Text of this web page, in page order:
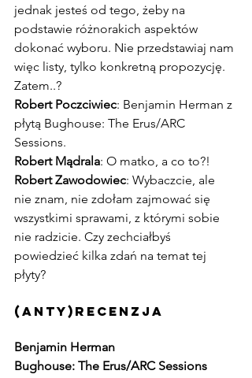
jednak jesteś od tego, żeby na
podstawie różnorakich aspektów
dokonać wyboru. Nie przedstawiaj nam
więc listy, tylko konkretną propozycję.
Zatem..?
Robert Poczciwiec: Benjamin Herman z
płytą Bughouse: The Erus/ARC
Sessions.
Robert Mądrala: O matko, a co to?!
Robert Zawodowiec: Wybaczcie, ale
nie znam, nie zdołam zajmować się
wszystkimi sprawami, z którymi sobie
nie radzicie. Czy zechciałbyś
powiedzieć kilka zdań na temat tej
płyty?
(anty)recenzja
Benjamin Herman
Bughouse: The Erus/ARC Sessions